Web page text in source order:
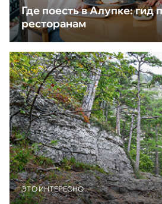
Где поесть в Алупке: гид
ресторанам
ЭТО ИНТЕРЕСНО